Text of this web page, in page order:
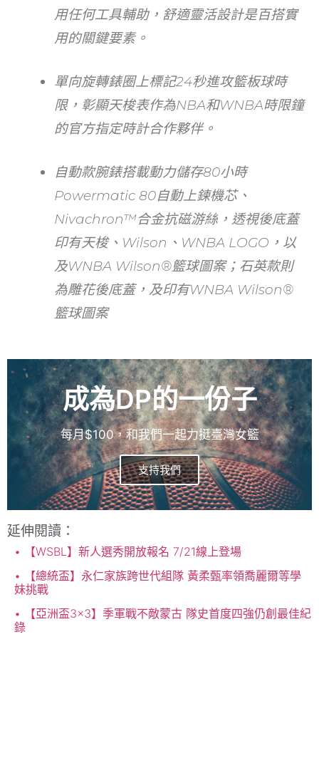
用任何工具輔助，舒適靈活設計是百搭實
用的關鍵要素。
單向旋轉錶圈上標記24秒進攻籃板球時
限，彰顯天梭表作為NBA和WNBA時限鐘
的官方指定時計合作夥伴。
自動款腕錶搭載動力儲存80小時
Powermatic 80自動上鍊機芯、
Nivachron™合金抗磁游絲，透視後底蓋
印有天梭、Wilson、WNBA LOGO，以
及WNBA Wilson®籃球圖案；石英款則
為雕花後底蓋，及印有WNBA Wilson®
籃球圖案
成為DP的一份子
每月$100，和我們一起力挺臺灣女籃
支持我們
延伸閱讀：
【WSBL】新人選秀開放報名 7/21線上登場
【總統盃】永仁家族跨世代組隊 黃柔甄率領喬麗爾等學
妹挑戰
【亞洲盃3×3】季軍戰不敵蒙古 隊史首度四強仍創最佳紀
錄